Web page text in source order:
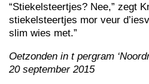
“Stiekelsteertjes? Nee,” zegt
stiekelsteertjes mor veur
slim wies met.”
Oetzonden in t pergram
20 september 2015